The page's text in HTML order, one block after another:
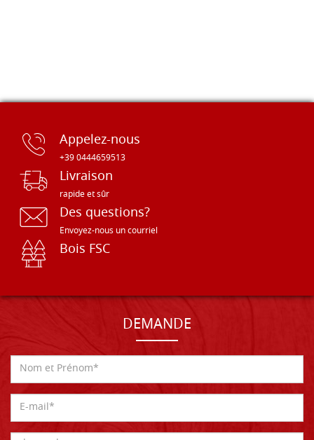
Appelez-nous
+39 0444659513
Livraison
rapide et sûr
Des questions?
Envoyez-nous un courriel
Bois FSC
DEMANDE